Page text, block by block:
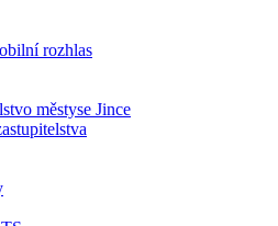
rozhlas
městyse Jince